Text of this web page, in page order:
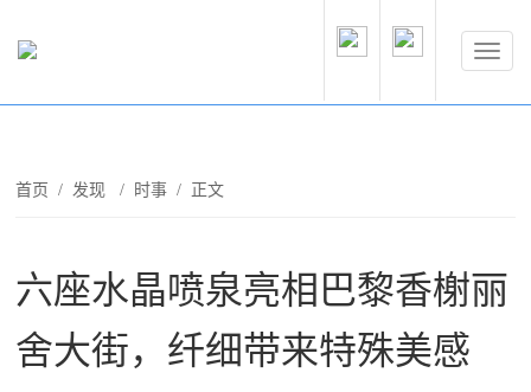
首页 /发现 / 时事 / 正文
六座水晶喷泉亮相巴黎香榭丽
舍大街，纤细带来特殊美感